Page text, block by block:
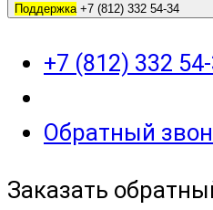
Поддержка +7 (812) 332 54-34
+7 (812) 332
Обратный
Заказать